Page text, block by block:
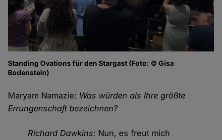
Standing Ovations für den Stargast (Foto: © Gisa
Bodenstein)
Maryam Namazie: Was würden als Ihre größte
Errungenschaft bezeichnen?
Richard Dawkins: Nun, es freut mich